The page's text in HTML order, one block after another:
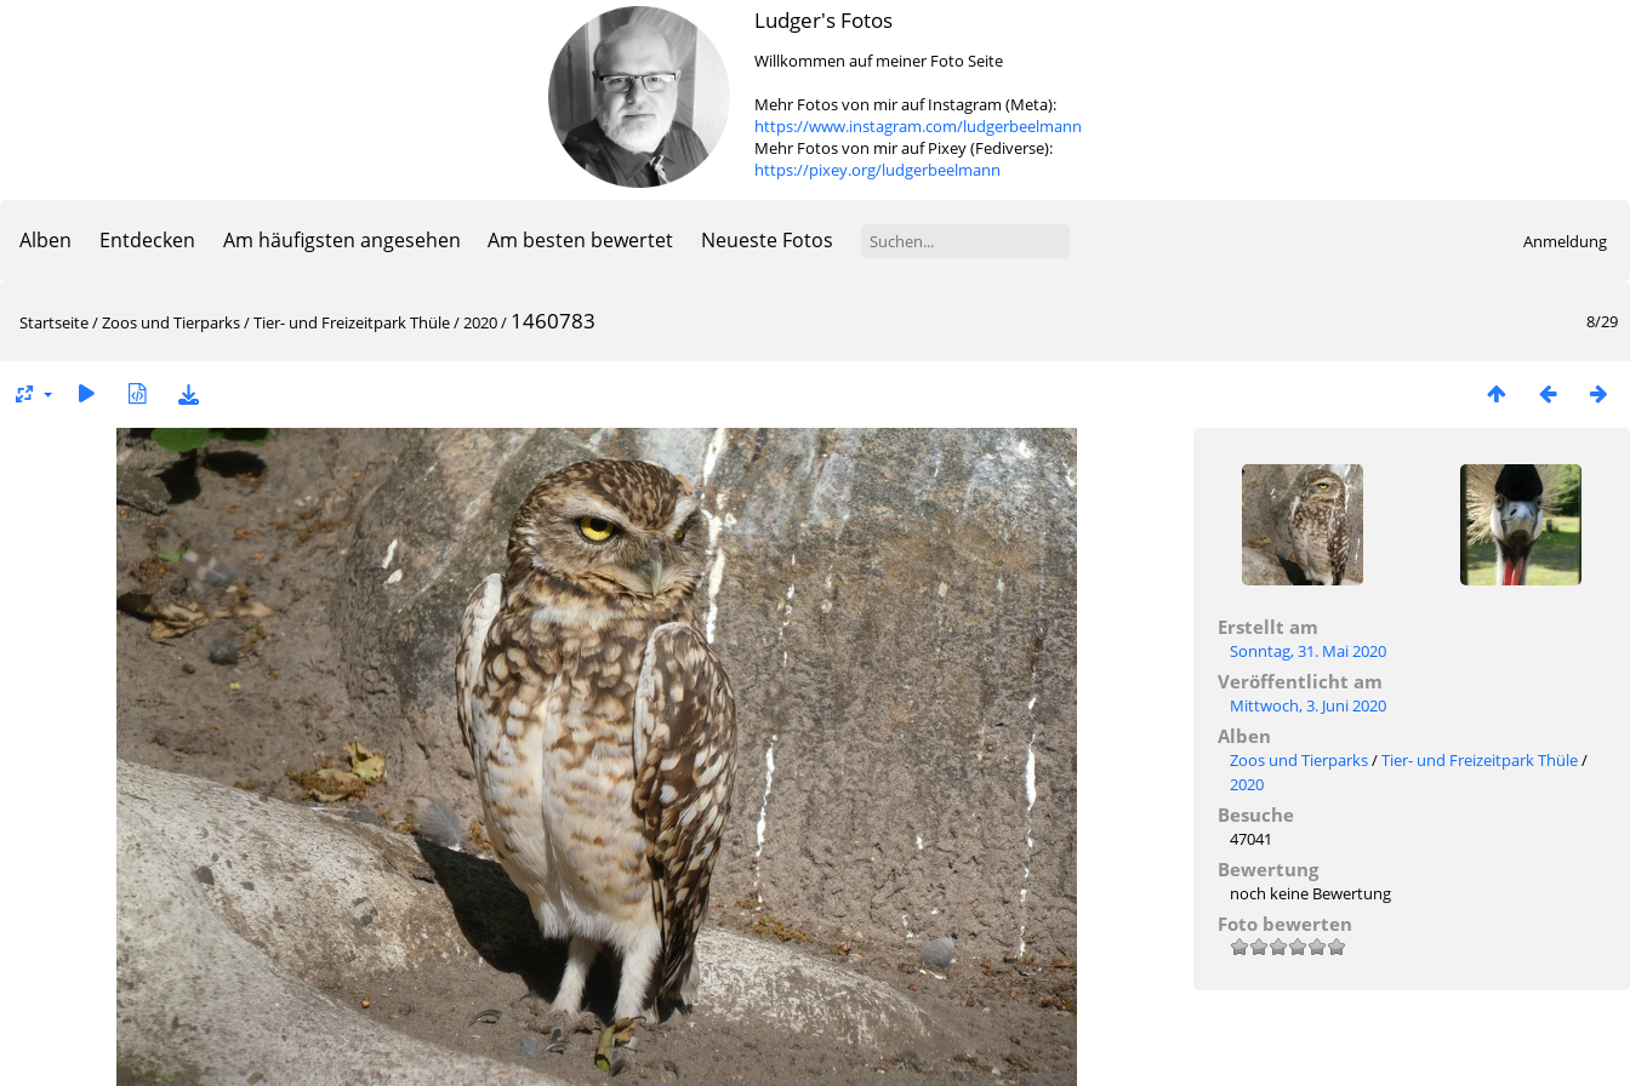
Ludger's Fotos
Willkommen auf meiner Foto Seite
Mehr Fotos von mir auf Instagram (Meta):
https://www.instagram.com/ludgerbeelmann
Mehr Fotos von mir auf Pixey (Fediverse):
https://pixey.org/ludgerbeelmann
Alben Entdecken Am häufigsten angesehen Am besten bewertet Neueste Fotos Anmeldung
8/29
Startseite/Zoos und Tierparks/Tier- und Freizeitpark Thüle/2020/ 1460783
Erstellt am
Sonntag, 31. Mai 2020
Veröffentlicht am
Mittwoch, 3. Juni 2020
Alben
Zoos und Tierparks/Tier- und Freizeitpark Thüle/
2020
Besuche
47041
Bewertung
noch keine Bewertung
Foto bewerten